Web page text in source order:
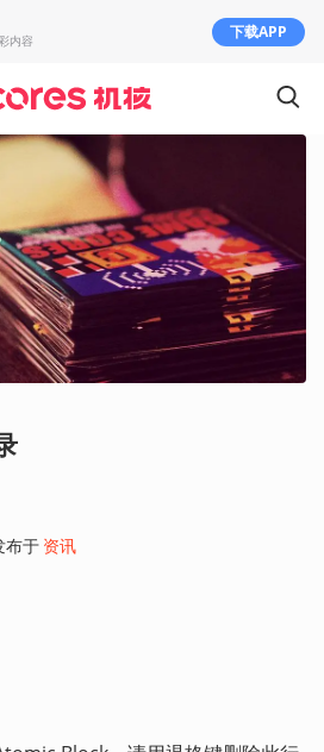
布于 资讯
内容 下载APP